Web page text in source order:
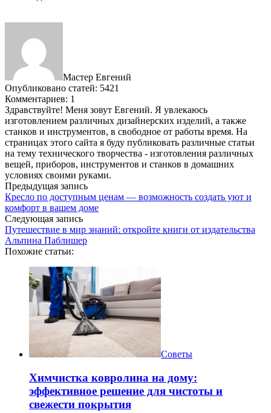
Мастер Евгений
Опубликовано статей: 5421
Комментариев: 1
Здравствуйте! Меня зовут Евгений. Я увлекаюсь
изготовлением различных дизайнерских изделий, а также
станков и инструментов, в свободное от работы время. На
страницах этого сайта я буду публиковать различные статьи
на тему технического творчества - изготовления различных
вещей, приборов, инструментов и станков в домашних
условиях своими руками.
Предыдущая запись
Кресло по доступным ценам — возможность создать уют и
комфорт в вашем доме
Следующая запись
Путешествие в мир знаний: откройте книги от издательства
Альпина Паблишер
Похожие статьи:
Советы
Химчистка ковролина на дому:
эффективное решение для чистоты и
свежести покрытия